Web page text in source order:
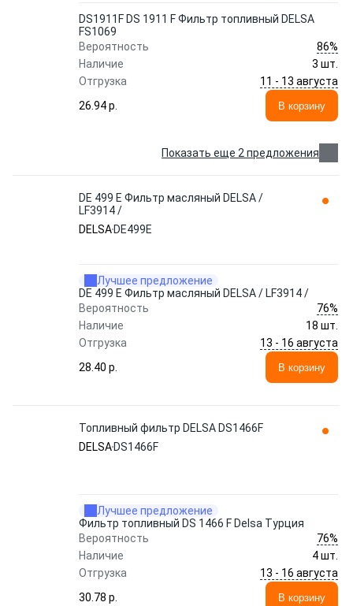
DS1911F DS 1911 F Фильтр топливный DELSA
FS1069
Вероятность
86%
Наличие
3 шт.
Отгрузка
11 - 13 августа
26.94 p.
В корзину
Показать еще 2 предложения
DE 499 E Фильтр масляный DELSA /
LF3914 /
DELSA DE499E
Лучшее предложение
DE 499 E Фильтр масляный DELSA / LF3914 /
Вероятность
76%
Наличие
18 шт.
Отгрузка
13 - 16 августа
28.40 p.
В корзину
Топливный фильтр DELSA DS1466F
DELSA DS1466F
Лучшее предложение
Фильтр топливный DS 1466 F Delsa Турция
Вероятность
76%
Наличие
4 шт.
Отгрузка
13 - 16 августа
30.78 p.
В корзину